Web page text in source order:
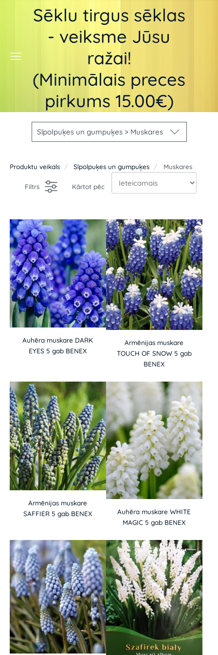
Sēklu tirgus sēklas
- veiksme Jūsu
ražai!
(Minimālais preces
pirkums 15.00€)
Sīpolpuķes un gumpuķes > Muskares
Produktu veikals Sīpolpuķes un gumpuķes Muskares
Filtrs Kārtot pēc
Auhēra muskare DARK
EYES 5 gab BENEX
Armēnijas muskare
TOUCH OF SNOW 5 gab
BENEX
Armēnijas muskare
SAFFIER 5 gab BENEX
Auhēra muskare WHITE
MAGIC 5 gab BENEX